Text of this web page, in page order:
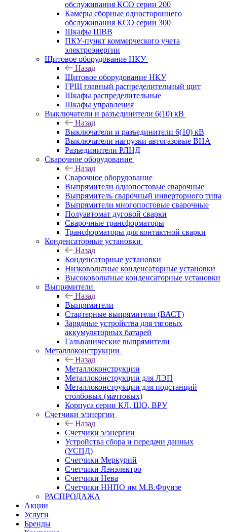
обслуживания КСО серии 200
Камеры сборные одностороннего
обслуживания КСО серии 300
Шкафы ШВВ
ПКУ-пункт коммерческого учета
электроэнергии
Щитовое оборудование НКУ
Назад
Щитовое оборудование НКУ
ГРЩ главный распределительный щит
Шкафы распределительные
Шкафы управления
Выключатели и разъединители 6(10) кВ
Назад
Выключатели и разъединители 6(10) кВ
Выключатели нагрузки автогазовые ВНА
Разъединители РЛНД
Сварочное оборудование
Назад
Сварочное оборудование
Выпрямители однопостовые сварочные
Выпрямитель сварочный инверторного типа
Выпрямители многопостовые сварочные
Полуавтомат дуговой сварки
Сварочные трансформаторы
Трансформаторы для контактной сварки
Конденсаторные установки
Назад
Конденсаторные установки
Низковольтные конденсаторные установки
Высоковольтные конденсаторные установки
Выпрямители
Назад
Выпрямители
Стартерные выпрямители (ВАСТ)
Зарядные устройства для тяговых
аккумуляторных батарей
Гальванические выпрямители
Металлоконструкции
Назад
Металлоконструкции
Металлоконструкции для ЛЭП
Металлоконструкции для подстанций
столбовых (мачтовых)
Корпуса серии КЛ, ЩО, ВРУ
Счетчики э/энергии
Назад
Счетчики э/энергии
Устройства сбора и передачи данных
(УСПД)
Счетчики Меркурий
Счетчики Лэнэлектро
Счетчики Нева
Счетчики ННПО им М.В.Фрунзе
РАСПРОДАЖА
Акции
Услуги
Бренды